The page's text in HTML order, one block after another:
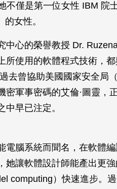
不僅是第一位女性 IBM 院
的女性。
中心的榮譽教授 Dr.
所使用的軟體程式技術，
去曾協助美國國家安全局
軍事密碼的艾倫·圖靈，
早已注定。
電腦系統而聞名，在軟體
她讓軟體設計師能產出更
computing）快速進步。